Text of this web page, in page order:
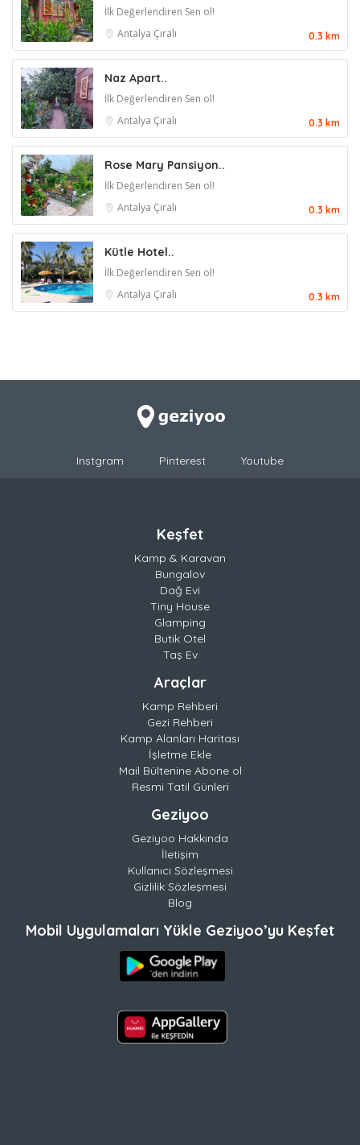
İlk Değerlendiren Sen ol!
Antalya Çıralı 0.3 km
Naz Apart..
İlk Değerlendiren Sen ol!
Antalya Çıralı 0.3 km
Rose Mary Pansiyon..
İlk Değerlendiren Sen ol!
Antalya Çıralı 0.3 km
Kütle Hotel..
İlk Değerlendiren Sen ol!
Antalya Çıralı 0.3 km
Instgram Pinterest Youtube
Keşfet
Kamp & Karavan
Bungalov
Dağ Evi
Tiny House
Glamping
Butik Otel
Taş Ev
Araçlar
Kamp Rehberi
Gezi Rehberi
Kamp Alanları Haritası
İşletme Ekle
Mail Bültenine Abone ol
Resmi Tatil Günleri
Geziyoo
Geziyoo Hakkında
İletişim
Kullanıcı Sözleşmesi
Gizlilik Sözleşmesi
Blog
Mobil Uygulamaları Yükle Geziyoo’yu Keşfet